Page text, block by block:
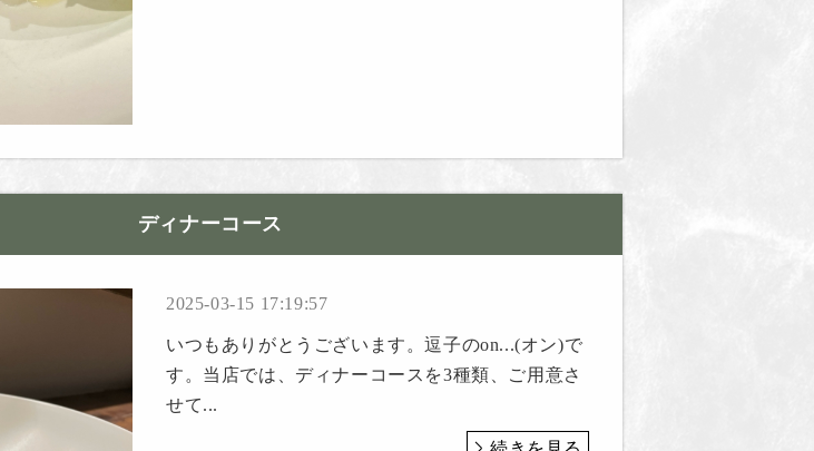
ディナーコース
2025-03-15 17:19:57
いつもありがとうございます。逗子のon...(オン)で
す。当店では、ディナーコースを3種類、ご用意さ
せて...